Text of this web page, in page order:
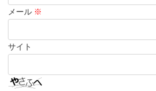
メール ※
サイト